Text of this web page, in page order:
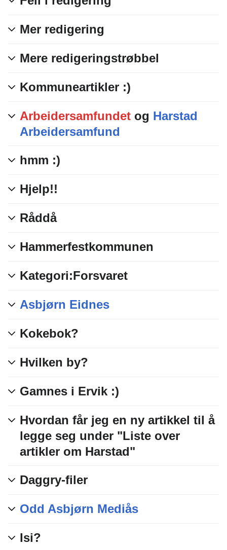
Mer redigering
Mere redigeringstrøbbel
Kommuneartikler :)
Arbeidersamfundet og Harstad
Arbeidersamfund
hmm :)
Hjelp!!
Råddå
Hammerfestkommunen
Kategori:Forsvaret
Asbjørn Eidnes
Kokebok?
Hvilken by?
Gamnes i Ervik :)
Hvordan får jeg en ny artikkel til å
legge seg under "Liste over
artikler om Harstad"
Daggry-filer
Odd Asbjørn Mediås
Isi?